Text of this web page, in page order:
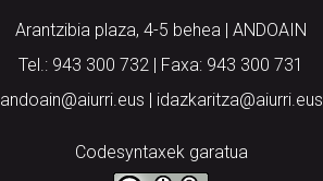
Arantzibia plaza, 4-5 behea | ANDOAIN
Tel.: 943 300 732 | Faxa: 943 300 731
andoain@aiurri.eus | idazkaritza@aiurri.eus
Codesyntaxek garatua